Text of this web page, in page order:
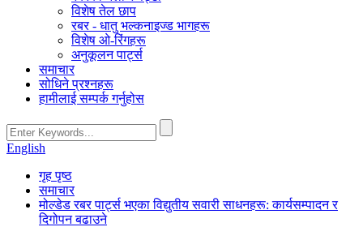
विशेष तेल छाप
रबर - धातु भल्कनाइज्ड भागहरू
विशेष ओ-रिंगहरू
अनुकूलन पार्ट्स
समाचार
सोधिने प्रश्नहरू
हामीलाई सम्पर्क गर्नुहोस
English
गृह पृष्ठ
समाचार
मोल्डेड रबर पार्ट्स भएका विद्युतीय सवारी साधनहरू: कार्यसम्पादन र
दिगोपन बढाउने